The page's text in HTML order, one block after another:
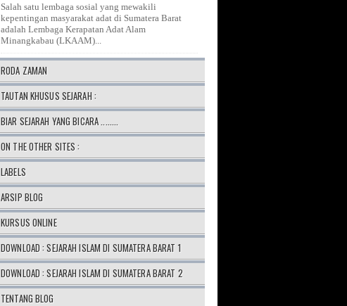
Salah satu lembaga sosial yang mewakili
kepentingan masyarakat adat di Sumatera Barat
adalah Lembaga Kerapatan Adat Alam
Minangkabau (LKAAM)...
RODA ZAMAN
TAUTAN KHUSUS SEJARAH :
BIAR SEJARAH YANG BICARA ........
ON THE OTHER SITES :
LABELS
ARSIP BLOG
KURSUS ONLINE
DOWNLOAD : SEJARAH ISLAM DI SUMATERA BARAT 1
DOWNLOAD : SEJARAH ISLAM DI SUMATERA BARAT 2
TENTANG BLOG